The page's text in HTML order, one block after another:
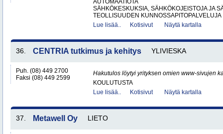
AUTOMAATIOTA
SÄHKÖKESKUKSIA, SÄHKÖKOJEISTOJA JA
TEOLLISUUDEN KUNNOSSAPITOPALVELUJA
Lue lisää..
Kotisivut Näytä kartalla
36. CENTRIA tutkimus ja kehitys YLIVIESKA
Puh. (08) 449 2700
Faksi (08) 449 2599
Hakutulos löytyi yrityksen omien www-sivujen
KOULUTUSTA
Lue lisää..
Kotisivut Näytä kartalla
37. Metawell Oy LIETO